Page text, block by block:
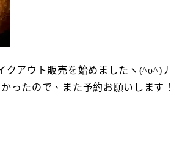
アウト販売を始めましたヽ(^o^)丿
ったので、また予約お願いします